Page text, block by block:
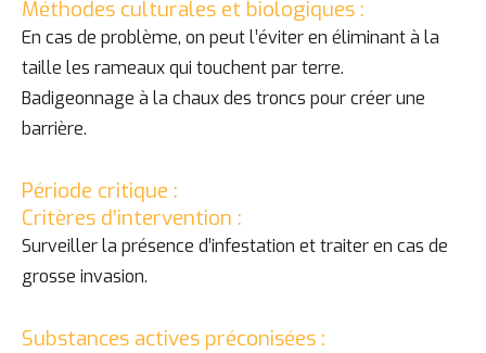
Méthodes culturales et biologiques :
En cas de problème, on peut l’éviter en éliminant à la
taille les rameaux qui touchent par terre.
Badigeonnage à la chaux des troncs pour créer une
barrière.
Période critique :
Critères d’intervention :
Surveiller la présence d’infestation et traiter en cas de
grosse invasion.
Substances actives préconisées :